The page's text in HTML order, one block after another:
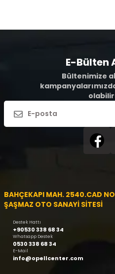
E-Bülten
Bültenimize
BAHÇEKAPI MAH. 2540.CAD
ŞAŞMAZ OTO SANAYİ SİTESİ
Destek Hattı
+90530 338 68 34
Whatsapp Destek
0530 338 68 34
E-Mail
info@opellcenter.com